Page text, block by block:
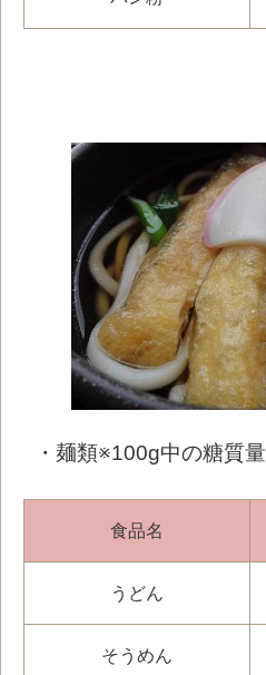
・麺類※100g中の糖質量
食品名
うどん
そうめん